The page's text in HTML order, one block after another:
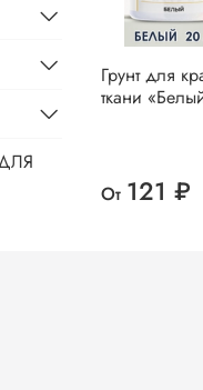
Грунт для
ткани
От 121 ₽